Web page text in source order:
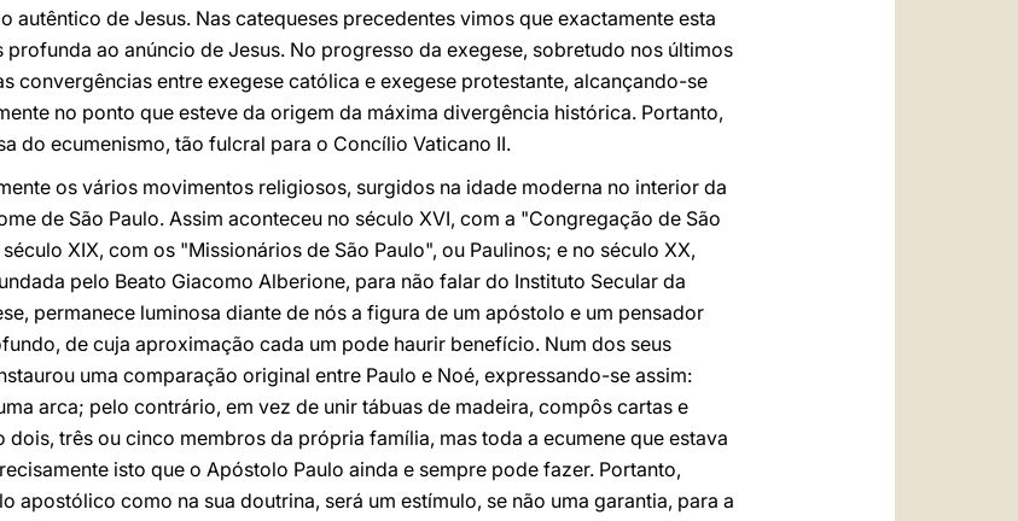
autêntico de Jesus. Nas catequeses precedentes vimos que exactamente esta
ao anúncio de Jesus. No progresso da exegese, sobretudo nos últimos
convergências entre exegese católica e exegese protestante, alcançando-se
no ponto que esteve da origem da máxima divergência histórica. Portanto,
do ecumenismo, tão fulcral para o Concílio Vaticano II.
os vários movimentos religiosos, surgidos na idade moderna no interior da
de São Paulo. Assim aconteceu no século XVI, com a "Congregação de São
XIX, com os "Missionários de São Paulo", ou Paulinos; e no século XX,
pelo Beato Giacomo Alberione, para não falar do Instituto Secular da
permanece luminosa diante de nós a figura de um apóstolo e um pensador
de cuja aproximação cada um pode haurir benefício. Num dos seus
uma comparação original entre Paulo e Noé, expressando-se assim:
arca; pelo contrário, em vez de unir tábuas de madeira, compôs cartas e
três ou cinco membros da própria família, mas toda a ecumene que estava
isto que o Apóstolo Paulo ainda e sempre pode fazer. Portanto,
apostólico como na sua doutrina, será um estímulo, se não uma garantia, para a